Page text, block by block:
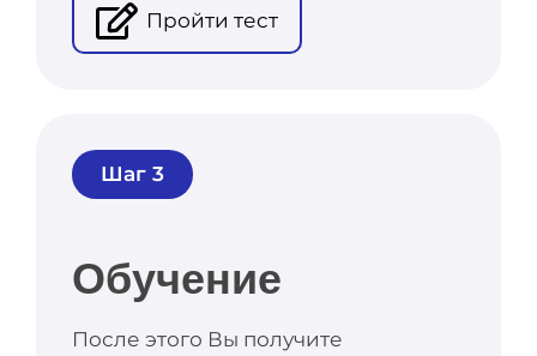
Пройти тест
Шаг 3
Обучение
После этого Вы получите